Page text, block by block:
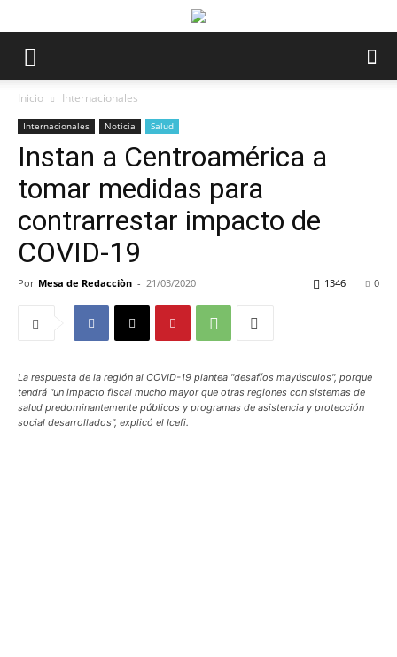
Inicio Internacionales
Internacionales Noticia Salud
Instan a Centroamérica a
tomar medidas para
contrarrestar impacto de
COVID-19
Por Mesa de Redacciòn - 21/03/2020 0
1346
La respuesta de la región al COVID-19 plantea "desafíos mayúsculos", porque
tendrá "un impacto fiscal mucho mayor que otras regiones con sistemas de
salud predominantemente públicos y programas de asistencia y protección
social desarrollados", explicó el Icefi.